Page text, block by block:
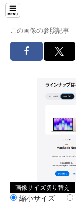
この画像の参照記事
画像サイズ切り替え
縮小サイズ